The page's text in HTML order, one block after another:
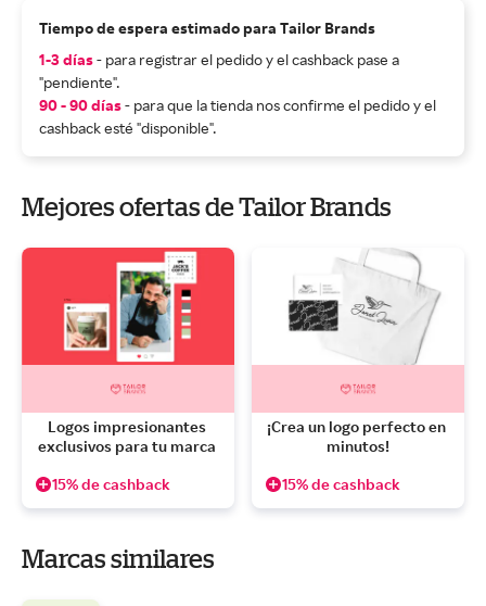
Tiempo de espera estimado para Tailor Brands
1-3 días- para registrar el pedido y el cashback pase a
"pendiente".
90 - 90 días- para que la tienda nos confirme el pedido y el
cashback esté "disponible".
Mejores ofertas de Tailor Brands
Logos impresionantes
15% de cashback
¡Crea un logo perfecto en
minutos!
15% de cashback
Marcas similares